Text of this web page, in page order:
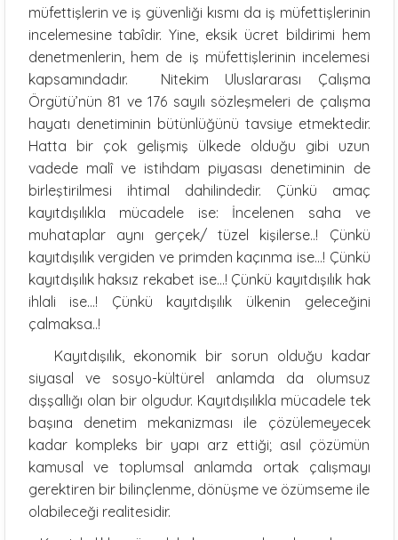
müfettişlerin ve iş güvenliği kısmı da iş müfettişlerinin
incelemesine tabîdir. Yine, eksik ücret bildirimi hem
denetmenlerin, hem de iş müfettişlerinin incelemesi
kapsamındadır. Nitekim Uluslararası Çalışma
Örgütü’nün 81 ve 176 sayılı sözleşmeleri de çalışma
hayatı denetiminin bütünlüğünü tavsiye etmektedir.
Hatta bir çok gelişmiş ülkede olduğu gibi uzun
vadede malî ve istihdam piyasası denetiminin de
birleştirilmesi ihtimal dahilindedir. Çünkü amaç
kayıtdışılıkla mücadele ise: İncelenen saha ve
muhataplar aynı gerçek/ tüzel kişilerse..! Çünkü
kayıtdışılık vergiden ve primden kaçınma ise…! Çünkü
kayıtdışılık haksız rekabet ise…! Çünkü kayıtdışılık hak
ihlali ise…! Çünkü kayıtdışılık ülkenin geleceğini
çalmaksa..!
Kayıtdışılık, ekonomik bir sorun olduğu kadar
siyasal ve sosyo-kültürel anlamda da olumsuz
dışşallığı olan bir olgudur. Kayıtdışılıkla mücadele tek
başına denetim mekanizması ile çözülemeyecek
kadar kompleks bir yapı arz ettiği; asıl çözümün
kamusal ve toplumsal anlamda ortak çalışmayı
gerektiren bir bilinçlenme, dönüşme ve özümseme ile
olabileceği realitesidir.